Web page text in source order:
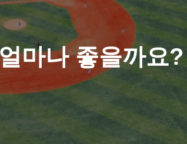
마나 좋을까요